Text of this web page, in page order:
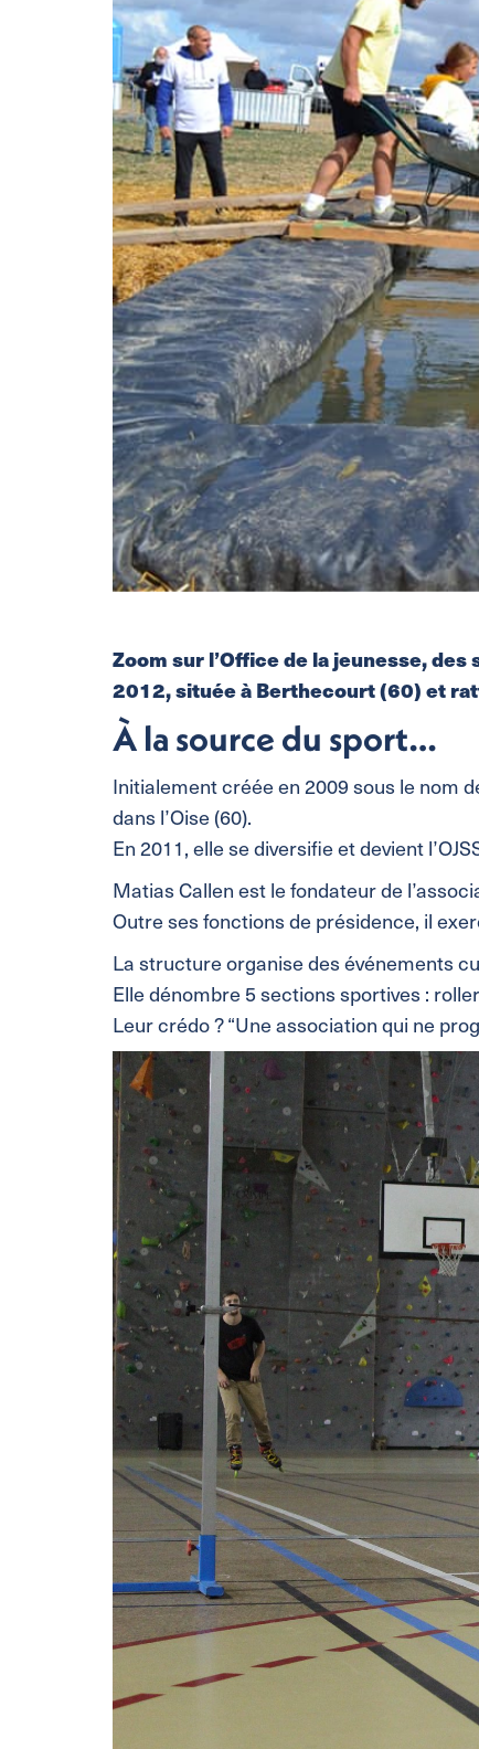
Zoom sur l’Office de la jeunesse,
2012, située à Berthecourt (60) et
À la source du sport…
Initialement créée en 2009 sous le nom
dans l’Oise (60).
En 2011, elle se diversifie et devient
Matias Callen est le fondateur de
Outre ses fonctions de présidence, il
La structure organise des événements
Elle dénombre 5 sections sportives :
Leur crédo ? “Une association qui ne